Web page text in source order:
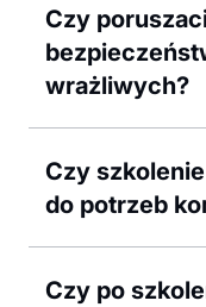
Czy
wrażliwych?
Czy
do potrzeb
Czy po